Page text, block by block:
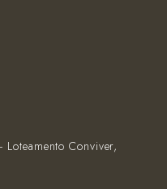
Loteamento Conviver,